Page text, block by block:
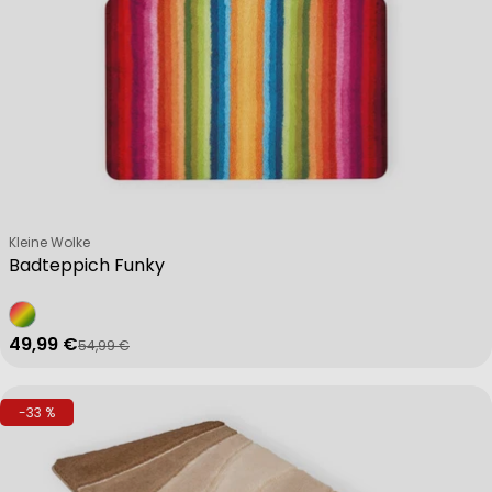
Badteppich Funky
Verkäufer:
Kleine Wolke
Verkaufspreis
49,99 €
Regulärer Preis
54,99 €
-33 %